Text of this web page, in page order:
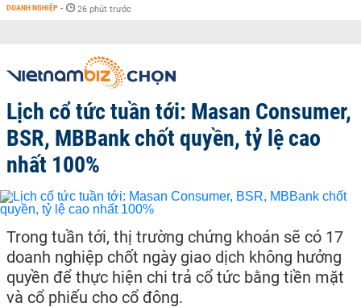
DOANH NGHIỆP - 26 phút trước
Lịch cổ tức tuần tới: Masan Consumer,
BSR, MBBank chốt quyền, tỷ lệ cao
nhất 100%
Trong tuần tới, thị trường chứng khoán sẽ có 17
doanh nghiệp chốt ngày giao dịch không hưởng
quyền để thực hiện chi trả cổ tức bằng tiền mặt
và cổ phiếu cho cổ đông.